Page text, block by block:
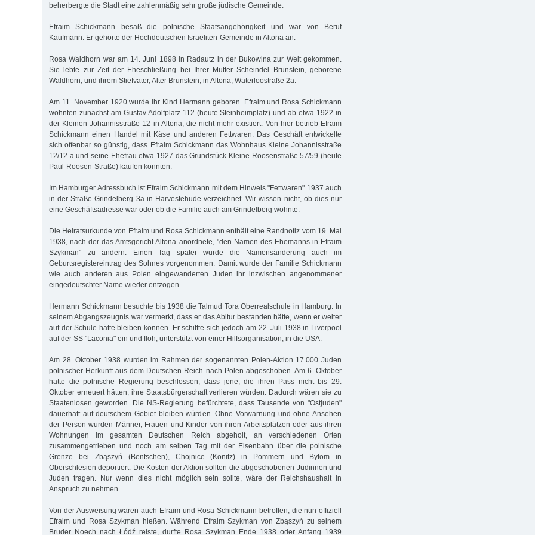
beherbergte die Stadt eine zahlenmäßig sehr große jüdische Gemeinde.
Efraim Schickmann besaß die polnische Staatsangehörigkeit und war von Beruf
Kaufmann. Er gehörte der Hochdeutschen Israeliten-Gemeinde in Altona an.
Rosa Waldhorn war am 14. Juni 1898 in Radautz in der Bukowina zur Welt gekommen.
Sie lebte zur Zeit der Eheschließung bei Ihrer Mutter Scheindel Brunstein, geborene
Waldhorn, und ihrem Stiefvater, Alter Brunstein, in Altona, Waterloostraße 2a.
Am 11. November 1920 wurde ihr Kind Hermann geboren. Efraim und Rosa Schickmann
wohnten zunächst am Gustav Adolfplatz 112 (heute Steinheimplatz) und ab etwa 1922 in
der Kleinen Johannisstraße 12 in Altona, die nicht mehr existiert. Von hier betrieb Efraim
Schickmann einen Handel mit Käse und anderen Fettwaren. Das Geschäft entwickelte
sich offenbar so günstig, dass Efraim Schickmann das Wohnhaus Kleine Johannisstraße
12/12 a und seine Ehefrau etwa 1927 das Grundstück Kleine Roosenstraße 57/59 (heute
Paul-Roosen-Straße) kaufen konnten.
Im Hamburger Adressbuch ist Efraim Schickmann mit dem Hinweis "Fettwaren" 1937 auch
in der Straße Grindelberg 3a in Harvestehude verzeichnet. Wir wissen nicht, ob dies nur
eine Geschäftsadresse war oder ob die Familie auch am Grindelberg wohnte.
Die Heiratsurkunde von Efraim und Rosa Schickmann enthält eine Randnotiz vom 19. Mai
1938, nach der das Amtsgericht Altona anordnete, "den Namen des Ehemanns in Efraim
Szykman" zu ändern. Einen Tag später wurde die Namensänderung auch im
Geburtsregistereintrag des Sohnes vorgenommen. Damit wurde der Familie Schickmann
wie auch anderen aus Polen eingewanderten Juden ihr inzwischen angenommener
eingedeutschter Name wieder entzogen.
Hermann Schickmann besuchte bis 1938 die Talmud Tora Oberrealschule in Hamburg. In
seinem Abgangszeugnis war vermerkt, dass er das Abitur bestanden hätte, wenn er weiter
auf der Schule hätte bleiben können. Er schiffte sich jedoch am 22. Juli 1938 in Liverpool
auf der SS "Laconia" ein und floh, unterstützt von einer Hilfsorganisation, in die USA.
Am 28. Oktober 1938 wurden im Rahmen der sogenannten Polen-Aktion 17.000 Juden
polnischer Herkunft aus dem Deutschen Reich nach Polen abgeschoben. Am 6. Oktober
hatte die polnische Regierung beschlossen, dass jene, die ihren Pass nicht bis 29.
Oktober erneuert hätten, ihre Staatsbürgerschaft verlieren würden. Dadurch wären sie zu
Staatenlosen geworden. Die NS-Regierung befürchtete, dass Tausende von "Ostjuden"
dauerhaft auf deutschem Gebiet bleiben würden. Ohne Vorwarnung und ohne Ansehen
der Person wurden Männer, Frauen und Kinder von ihren Arbeitsplätzen oder aus ihren
Wohnungen im gesamten Deutschen Reich abgeholt, an verschiedenen Orten
zusammengetrieben und noch am selben Tag mit der Eisenbahn über die polnische
Grenze bei Zbąszyń (Bentschen), Chojnice (Konitz) in Pommern und Bytom in
Oberschlesien deportiert. Die Kosten der Aktion sollten die abgeschobenen Jüdinnen und
Juden tragen. Nur wenn dies nicht möglich sein sollte, wäre der Reichshaushalt in
Anspruch zu nehmen.
Von der Ausweisung waren auch Efraim und Rosa Schickmann betroffen, die nun offiziell
Efraim und Rosa Szykman hießen. Während Efraim Szykman von Zbąszyń zu seinem
Bruder Noech nach Łódź reiste, durfte Rosa Szykman Ende 1938 oder Anfang 1939